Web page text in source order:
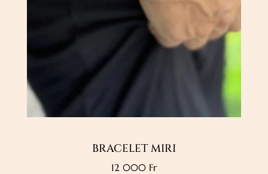
BRACELET MIRI
12 000 Fr